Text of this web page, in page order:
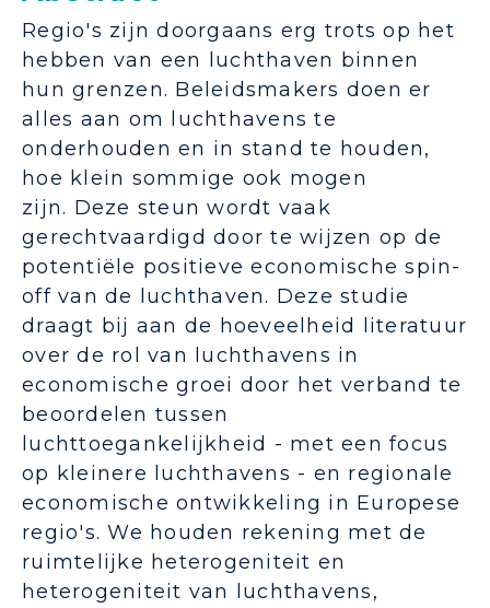
Regio's zijn doorgaans erg trots op het
hebben van een luchthaven binnen
hun grenzen. Beleidsmakers doen er
alles aan om luchthavens te
onderhouden en in stand te houden,
hoe klein sommige ook mogen
zijn. Deze steun wordt vaak
gerechtvaardigd door te wijzen op de
potentiële positieve economische spin-
off van de luchthaven. Deze studie
draagt ​​bij aan de hoeveelheid literatuur
over de rol van luchthavens in
economische groei door het verband te
beoordelen tussen
luchttoegankelijkheid - met een focus
op kleinere luchthavens - en regionale
economische ontwikkeling in Europese
regio's.We houden rekening met de
ruimtelijke heterogeniteit en
heterogeniteit van luchthavens,